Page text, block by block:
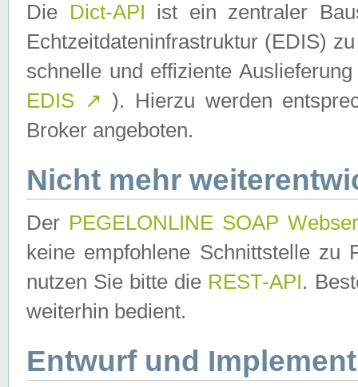
Die Dict-API ist ein zentraler
Echtzeitdateninfrastruktur (EDIS)
schnelle und effiziente
EDIS ↗ ). Hierzu werden
Broker angeboten.
Nicht mehr
Der PEGELONLINE SOAP
keine empfohlene Schnittstelle zu
nutzen Sie bitte die REST-API.
weiterhin bedient.
Entwurf und